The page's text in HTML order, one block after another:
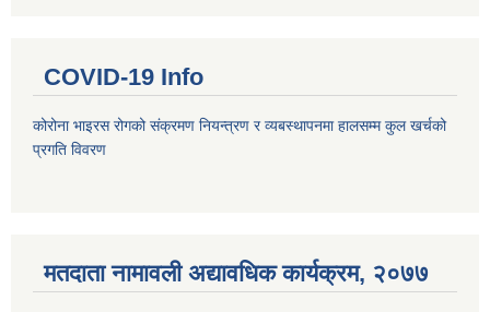
COVID-19 Info
कोरोना भाइरस रोगको संक्रमण नियन्त्रण र व्यबस्थापनमा हालसम्म कुल खर्चको
प्रगति विवरण
मतदाता नामावली अद्यावधिक कार्यक्रम, २०७७